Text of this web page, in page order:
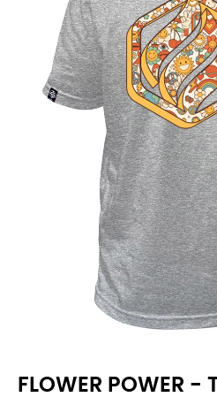
FLOWER POWER -